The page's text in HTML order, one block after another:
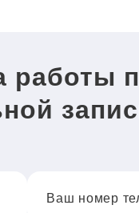
работы
Ваш номер